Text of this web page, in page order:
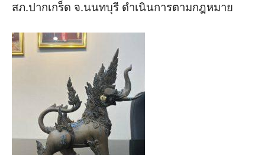
สภ.ปากเกร็ด จ.นนทบุรี ดำเนินการตามกฎหมาย